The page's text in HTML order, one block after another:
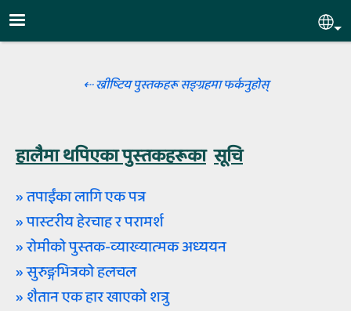
Skip to main content
⇠ ख्रीष्‍टिय पुस्‍तकहरू सङ्ग्रहमा फर्कनुहोस्‌
हालैमा थपिएका पुस्‍तकहरूका सूचि
» तपाईंका लागि एक पत्र
» पास्‍टरीय हेरचाह र परामर्श
» रोमीको पुस्‍तक-व्‍याख्‍यात्‍मक अध्‍ययन
» सुरुङ्गभित्रको हलचल
» शैतान एक हार खाएको शत्रु